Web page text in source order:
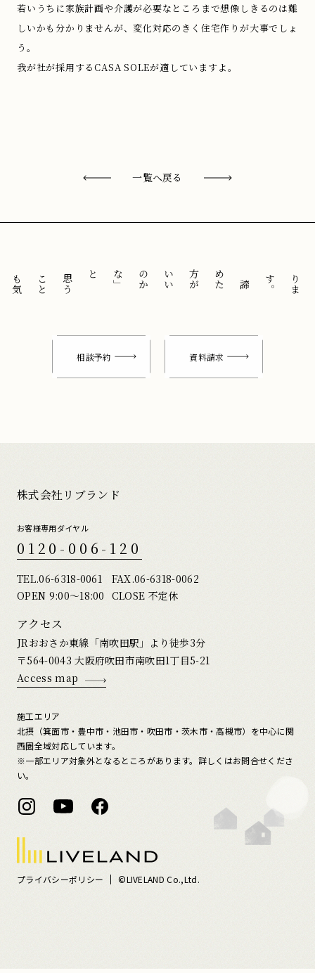
若いうちに家族計画や介護が必要なところまで想像しきるのは難
しいかも分かりませんが、変化対応のきく住宅作りが大事でしょ
う。
我が社が採用するCASA SOLEが適していますよ。
一覧へ戻る
。
「
諦
め
た
方
が
い
い
の
か
な
」
と
思
う
こ
と
も
気
に
せ
ずに
相談予約 資料請求
株式会社リブランド
お客様専用ダイヤル
0120-006-120
TEL.06-6318-0061
FAX.06-6318-0062
OPEN 9:00〜18:00 CLOSE 不定休
アクセス
JRおおさか東線「南吹田駅」より徒歩3分
〒564-0043 大阪府吹田市南吹田1丁目5-21
Access map
施工エリア
北摂（箕面市・豊中市・池田市・吹田市・茨木市・高槻市）を中心に関
西圏全域対応しています。
※一部エリア対象外となるところがあります。詳しくはお問合せくださ
い。
プライバシーポリシー ©LIVELAND Co.,Ltd.